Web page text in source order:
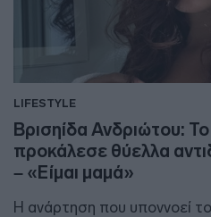
LIFESTYLE
Βρισηίδα Ανδριώτου:
προκάλεσε θύελλα
– «Είμαι μαμά»
Η ανάρτηση που υποννοεί